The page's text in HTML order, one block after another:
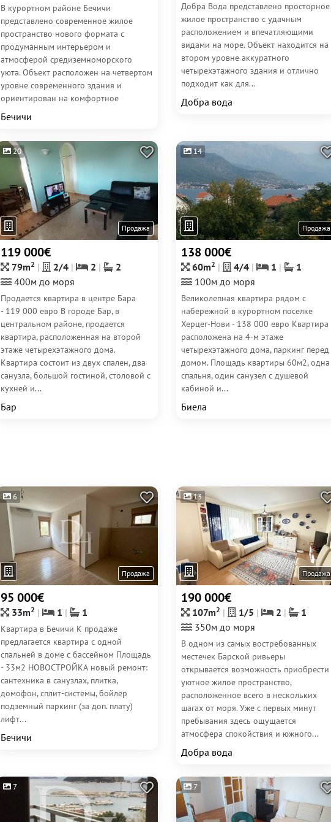
В курортном районе Бечичи
представлено современное жилое
пространство нового формата с
продуманным интерьером и
атмосферой средиземноморского
уюта. Объект расположен на четвертом
уровне современного здания и
ориентирован на комфортное
проживание у...
Бечичи
Добра Вода представлено просторное
жилое пространство с удачным
расположением и впечатляющими
видами на море. Объект находится на
втором уровне аккуратного
четырехэтажного здания и отлично
подходит как для...
Добра вода
20
Продажа
119 000€
79m2 2/4 2
2
400м до моря
Продается квартира в центре Бара
- 119 000 евро В городе Бар, в
центральном районе, продается
квартира, расположенная на второй
этаже четырехэтажного дома.
Квартира состоит из двух спален, два
санузла, большой гостиной, столовой с
кухней и...
Бар
14
Продажа
138 000€
60m2 4/4 1
1
100м до моря
Великолепная квартира рядом с
набережной в курортном поселке
Херцег-Нови - 138 000 евро Квартира
расположена на 4-м этаже
четырехэтажного дома, паркинг перед
домом. Площадь квартиры 60м2, одна
спальня, один санузел с душевой
кабиной и...
Биела
6
Продажа
95 000€
33m2 1 1
Квартира в Бечичи К продаже
предлагается квартира с одной
спальней в доме с бассейном Площадь
- 33м2 НОВОСТРОЙКА новый ремонт:
сантехника в санузлах, плитка,
домофон, сплит-системы, бойлер
подземный паркинг (за доп. плату)
лифт...
Бечичи
13
Продажа
190 000€
107m2 1/5 2
1
350м до моря
В одном из самых востребованных
местечек Барской ривьеры
открывается возможность приобрести
уютное жилое пространство,
расположенное всего в нескольких
шагах от моря. Уже с первых минут
пребывания здесь ощущается
атмосфера спокойствия и южного...
Добра вода
7 7